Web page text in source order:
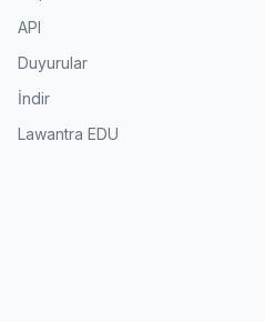
API
Duyurular
İndir
Lawantra EDU